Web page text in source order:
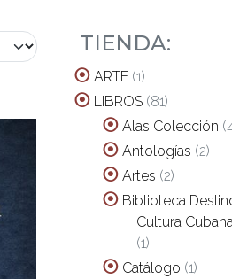
TIENDA:
ARTE 11
producto
LIBROS 8181
productos
Alas Colección
Antologías 22
Artes 22
Biblioteca
Cultura
11
producto
Catálogo 11